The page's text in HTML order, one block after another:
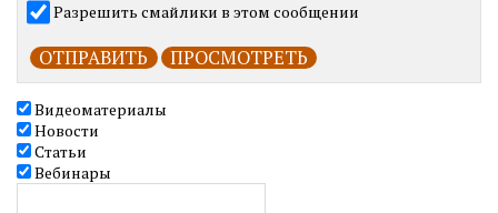
Разрешить смайлики в этом сообщении
Видеоматериалы
Новости
Статьи
Вебинары